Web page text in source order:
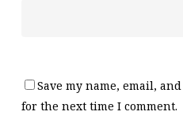
Save my name, email,
for the next time I comment.